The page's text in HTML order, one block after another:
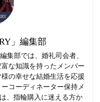
」編集部
集部では、婚礼司会者、
な知識を持ったメンバー
の幸せな結婚生活を応援
コーディネーター保持メ
は、指輪購入に迷える方か